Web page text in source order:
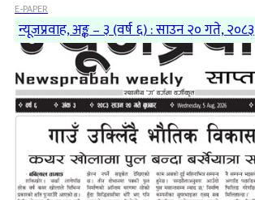
E-PAPER
न्यूजप्रवाह, अङ्क – ३ (वर्ष ६) : साउन २० गते, २०८३